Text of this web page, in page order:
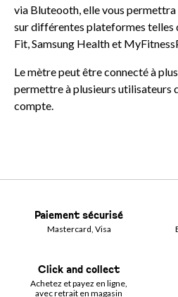
via Bluteooth, elle vous permettra
sur différentes plateformes telles
Fit, Samsung Health et
Le mètre peut être connecté à
permettre à plusieurs utilisateurs
compte.
Paiement sécurisé
Mastercard, Visa
Click and collect
Achetez et payez en ligne,
avec retrait en magasin